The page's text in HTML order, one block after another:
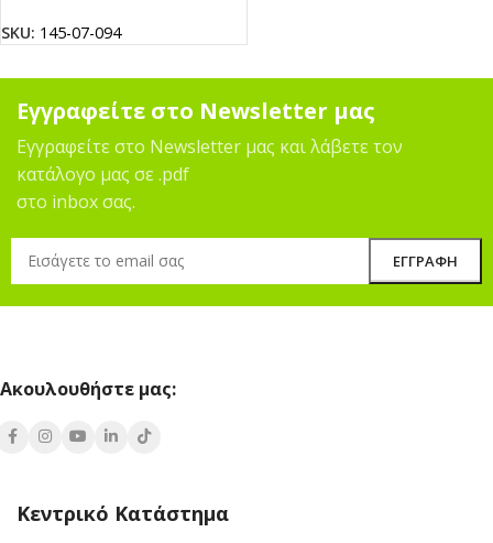
SKU: 145-07-094
Εγγραφείτε στο Newsletter μας
Εγγραφείτε στο Newsletter μας και λάβετε τον
κατάλογο μας σε .pdf
στο inbox σας.
Ακουλουθήστε μας:
Κεντρικό Κατάστημα